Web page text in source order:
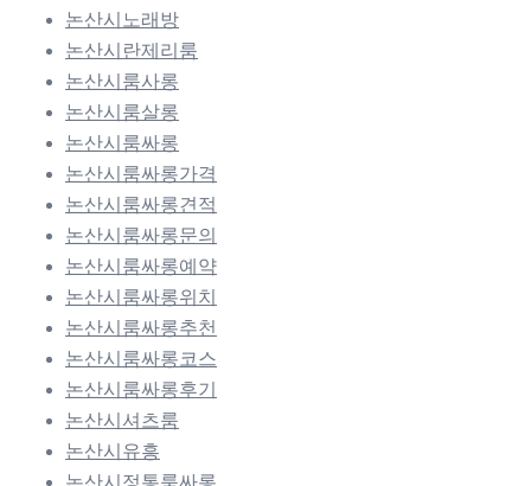
논산시노래방
논산시란제리룸
논산시룸사롱
논산시룸살롱
논산시룸싸롱
논산시룸싸롱가격
논산시룸싸롱견적
논산시룸싸롱문의
논산시룸싸롱예약
논산시룸싸롱위치
논산시룸싸롱추천
논산시룸싸롱코스
논산시룸싸롱후기
논산시셔츠룸
논산시유흥
논산시정통룸싸롱